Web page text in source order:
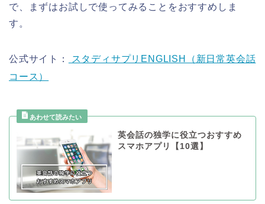
で、まずはお試しで使ってみることをおすすめしま
す。
公式サイト：
スタディサプリENGLISH（新日常英会話
コース）
英会話の独学に役立つおすすめ
スマホアプリ【10選】